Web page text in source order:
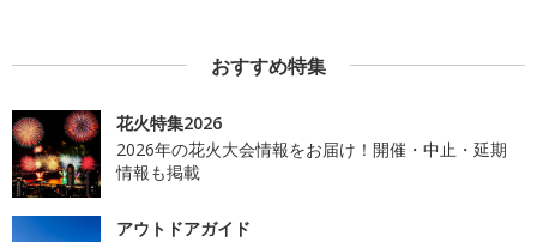
おすすめ特集
花火特集2026
2026年の花火大会情報をお届け！開催・中止・延期
情報も掲載
アウトドアガイド